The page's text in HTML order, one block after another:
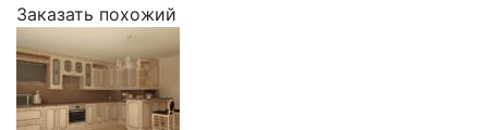
Заказать похожий